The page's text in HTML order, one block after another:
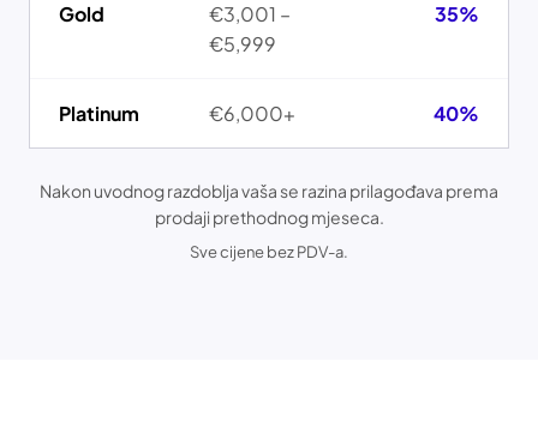
Gold
€3,001 –
€5,999
35%
Platinum €6,000+ 40%
Nakon uvodnog razdoblja vaša se razina prilagođava prema
prodaji prethodnog mjeseca.
Sve cijene bez PDV-a.